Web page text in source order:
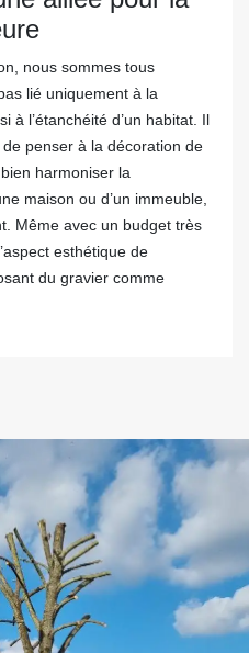
nous sommes tous
lié uniquement à la
à l’étanchéité d’un habitat. Il
penser à la décoration de
harmoniser la
maison ou d’un immeuble,
Même avec un budget très
esthétique de
du gravier comme